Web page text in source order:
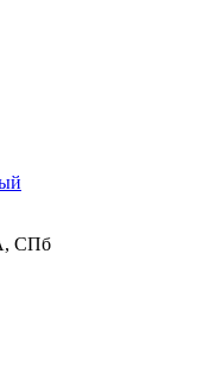
СПб